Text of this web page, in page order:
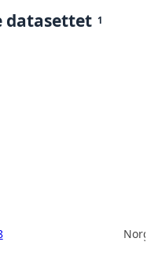
datasettet 1